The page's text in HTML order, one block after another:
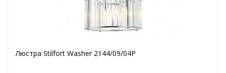
Люстра Stilfort Washer 2144/09/04P